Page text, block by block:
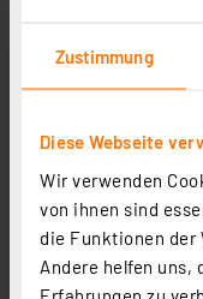
Zustimmung
Diese Webseite
Wir verwenden
von ihnen sind
die Funktionen der
Andere helfen uns,
Erfahrungen zu